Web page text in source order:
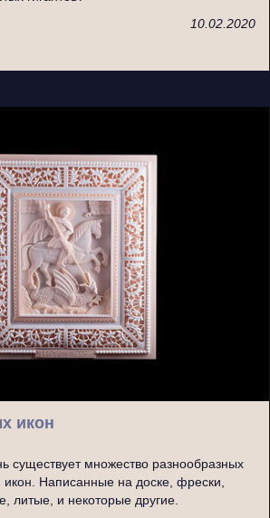
10.02.2020
икон
существует множество разнообразных
икон. Написанные на доске, фрески,
литые, и некоторые другие.